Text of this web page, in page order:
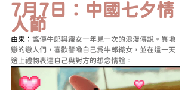
7月7日：中國七夕情
人節
由來： 謠傳牛郎與織女一年見一次的浪漫傳說。異地
戀的戀人們，喜歡譬喻自己為牛郎織女，並在這一天
送上禮物表達自己與對方的想念情誼。